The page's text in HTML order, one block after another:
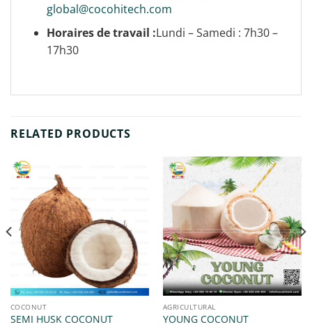
global@cocohitech.com
Horaires de travail :Lundi – Samedi : 7h30 –
17h30
RELATED PRODUCTS
COCONUT
SEMI HUSK COCONUT
AGRICULTURAL
YOUNG COCONUT